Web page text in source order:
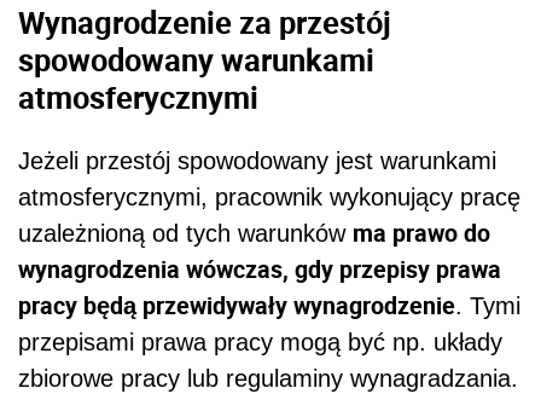
Wynagrodzenie za przestój
spowodowany warunkami
atmosferycznymi
Jeżeli przestój spowodowany jest warunkami
atmosferycznymi, pracownik wykonujący pracę
uzależnioną od tych warunków ma prawo do
wynagrodzenia wówczas, gdy przepisy prawa
pracy będą przewidywały wynagrodzenie. Tymi
przepisami prawa pracy mogą być np. układy
zbiorowe pracy lub regulaminy wynagradzania.